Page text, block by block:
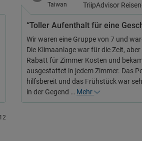
Taiwan
“Toller Aufenthalt für eine
Wir waren eine Gruppe von 7 und
Die Klimaanlage war für die Zeit,
Rabatt für Zimmer Kosten und
ausgestattet in jedem Zimmer. Das
hilfsbereit und das Frühstück war
in der Gegend … Mehr